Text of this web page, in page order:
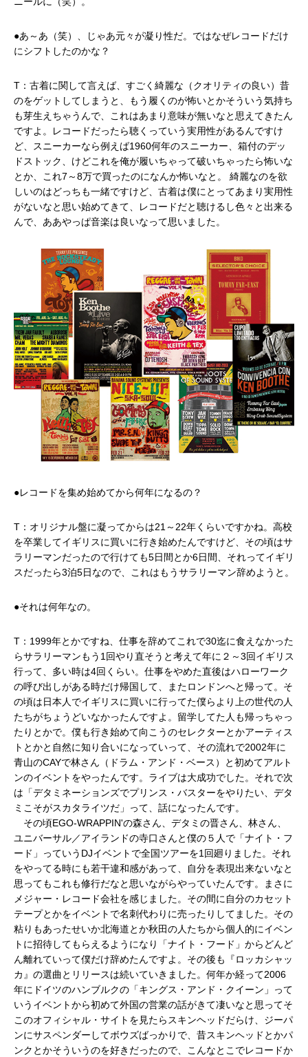
●あ～あ（笑）、じゃあ元々が凝り性だ。ではなぜレコードだけ
にシフトしたのかな？
T：古着に関して言えば、すごく綺麗な（クオリティの良い）昔
のをゲットしてしまうと、もう履くのが怖いとかそういう気持ち
も芽生えちゃうんで、これはあまり意味が無いなと思えてきたん
ですよ。レコードだったら聴くっていう実用性があるんですけ
ど、スニーカーなら例えば1960何年のスニーカー、箱付のデッ
ドストック、けどこれを俺が履いちゃって破いちゃったら怖いな
とか、これ7～8万で買ったのになんか怖いなと。 綺麗なのを欲
しいのはどっちも一緒ですけど、古着は僕にとってあまり実用性
がないなと思い始めてきて、レコードだと聴けるし色々と出来る
んで、ああやっぱ音楽は良いなって思いました。
●レコードを集め始めてから何年になるの？
T：オリジナル盤に凝ってからは21～22年くらいですかね。高校
を卒業してイギリスに買いに行き始めたんですけど、その頃はサ
ラリーマンだったので行けても5日間とか6日間、それってイギリ
スだったら3泊5日なので、これはもうサラリーマン辞めようと。
●それは何年なの。
T：1999年とかですね、仕事を辞めてこれで30迄に食えなかった
らサラリーマンもう1回やり直そうと考えて年に２～3回イギリス
行って、多い時は4回くらい。仕事をやめた直後はハローワーク
の呼び出しがある時だけ帰国して、またロンドンへと帰って。そ
の頃は日本人でイギリスに買いに行ってた僕らより上の世代の人
たちがちょうどいなかったんですよ。留学してた人も帰っちゃっ
たりとかで。僕も行き始めて向こうのセレクターとかアーティス
トとかと自然に知り合いになっていって、その流れで2002年に
青山のCAYで林さん（ドラム・アンド・ベース）と初めてアルト
ンのイベントをやったんです。ライブは大成功でした。それで次
は「デタミネーションズでプリンス・バスターをやりたい、デタ
ミこそがスカタライツだ」って、話になったんです。
その頃EGO-WRAPPIN'の森さん、デタミの晋さん、林さん、
ユニバーサル／アイランドの寺口さんと僕の５人で「ナイト・フ
ード」っていうDJイベントで全国ツアーを1回廻りました。それ
をやってる時にも若干違和感があって、自分を表現出来ないなと
思ってもこれも修行だなと思いながらやっていたんです。まさに
メジャー・レコード会社を感じました。その間に自分のカセット
テープとかをイベントで名刺代わりに売ったりしてました。その
粘りもあったせいか北海道とか秋田の人たちから個人的にイベン
トに招待してもらえるようになり「ナイト・フード」からどんど
ん離れていって僕だけ辞めたんですよ。その後も『ロッカシャッ
カ』の選曲とリリースは続いていきました。何年か経って2006
年にドイツのハンブルクの「キングス・アンド・クイーン」って
いうイベントから初めて外国の営業の話がきて凄いなと思ってそ
このオフィシャル・サイトを見たらスキンヘッドだらけ、ジーパ
ンにサスペンダーしてボウズばっかりで、昔スキンヘッドとかパ
ンクとかそういうのを好きだったので、こんなとこでレコードか